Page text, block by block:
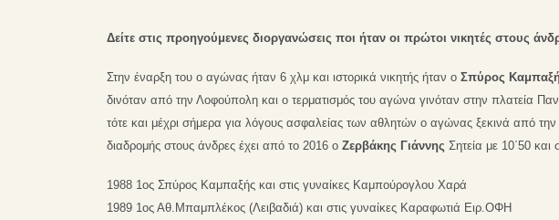
Δείτε στις προηγούμενες διοργανώσεις ποι ήταν οι πρώτοι νικητές στους
Στην έναρξη του ο αγώνας ήταν 6 χλμ και ιστορικά νικητής ήταν ο Σπύρος
δινόταν από την Λοφούπολη και ο τερματισμός του αγώνα γινόταν στην πλατεία
τότε και μέχρι σήμερα για λόγους ασφαλείας των αθλητών ο αγώνας ξεκινά από
διαδρομής στους άνδρες έχει από το 2016 ο Ζερβάκης Γιάννης Σητεία με 10΄50 και
1988 1ος Σπύρος Καμπαξής και στις γυναίκες Καμπούρογλου Χαρά
1989 1ος Αθ.Μπαμπλέκος (Λειβαδιά) και στις γυναίκες Καραφωτιά Ειρ.ΟΦΗ